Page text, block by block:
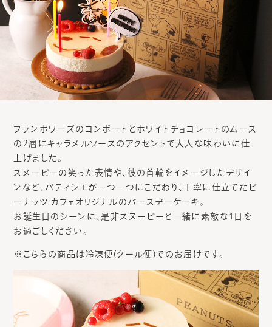
フランボワーズのコンポートとホワイトチョコレートのムース
の2層にキャラメルソースのアクセントで大人な味わいに仕
上げました。
スヌーピーの笑った表情や、彼の首輪をイメージしたデザイ
ンなど、パティシエが一つ一つにこだわり、丁寧に仕立てたピ
ーナッツ カフェオリジナルのバースデーケーキ。
お誕生日のシーンに、是非スヌーピーと一緒に素敵な1日を
お過ごしください。
※こちらの商品は冷凍便(クール便)でのお届けです。